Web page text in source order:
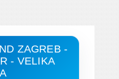
ZAGREB -
- VELIKA